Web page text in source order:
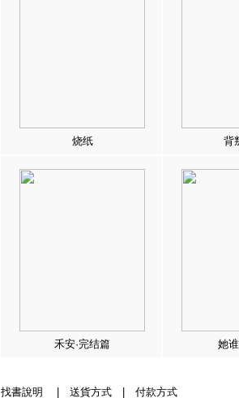
烧纸 背
禾安·完结篇 她
找書說明 送貨方式| 付款方式